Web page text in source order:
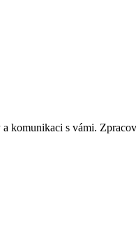
komunikaci s vámi.